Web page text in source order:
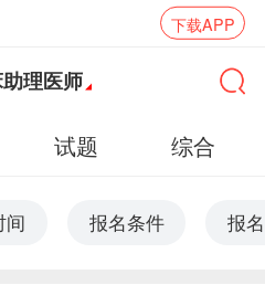
下载APP
理医师
试题 综合
间 报名条件 报